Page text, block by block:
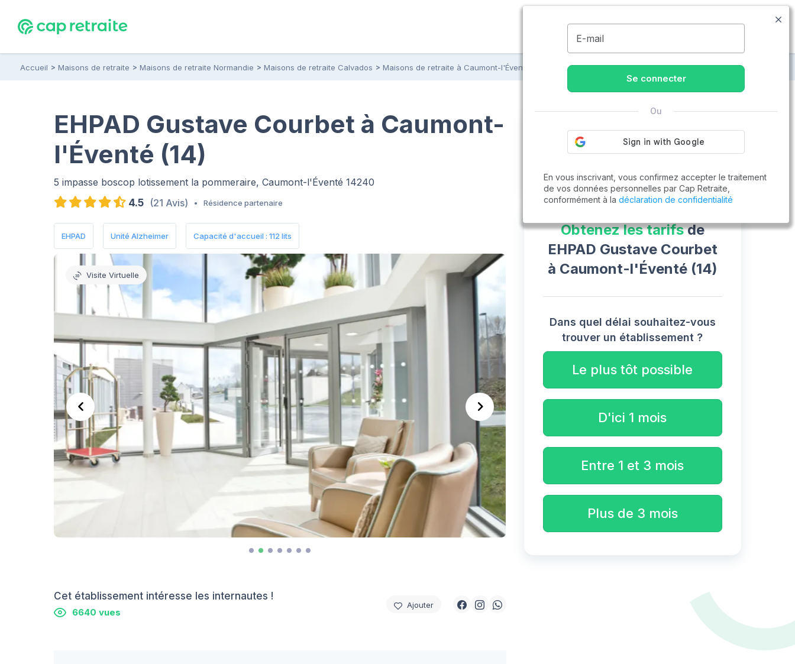
02.61.88.00.86
Accueil Maisons de retraite Maisons de retraite Normandie Maisons de retraite Calvados Maisons de retraite à Caumont-l'Éventé EHPAD Gustave Courbet
Visite Virtuelle
Cet établissement intéresse les internautes !
6640 vues
Ajouter
EHPAD Gustave Courbet à Caumont-
l'Éventé (14)
5 impasse boscop lotissement la pommeraire, Caumont-l'Éventé 14240
4.5 (21 Avis) • Résidence partenaire
EHPAD Unité Alzheimer Capacité d'accueil : 112 lits
Cap Retraite vous aide à trouver un emploi
Obtenez les tarifsde
EHPAD Gustave Courbet
à Caumont-l'Éventé (14)
Dans quel délai souhaitez-vous
trouver un établissement ?
Le plus tôt possible
D'ici 1 mois
Entre 1 et 3 mois
Plus de 3 mois
E-mail
Se connecter
Ou
En vous inscrivant, vous confirmez accepter le traitement
de vos données personnelles par Cap Retraite,
conformément à la déclaration de confidentialité